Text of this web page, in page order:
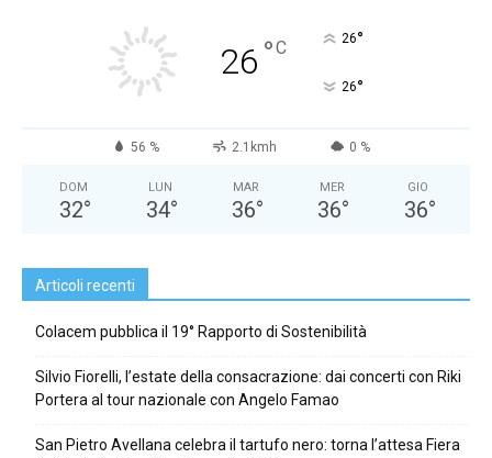
26 °C 26°
26°
56 % 2.1kmh 0 %
DOM
32°
LUN
34°
MAR
36°
MER
36°
GIO
36°
Articoli recenti
Colacem pubblica il 19° Rapporto di Sostenibilità
Silvio Fiorelli, l’estate della consacrazione: dai concerti con Riki
Portera al tour nazionale con Angelo Famao
San Pietro Avellana celebra il tartufo nero: torna l’attesa Fiera